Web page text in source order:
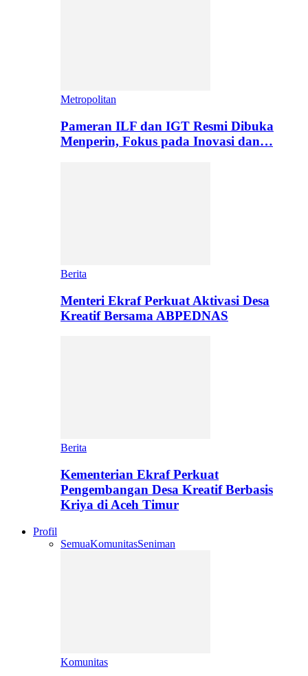
Metropolitan
Pameran ILF dan IGT Resmi Dibuka
Menperin, Fokus pada Inovasi dan…
Berita
Menteri Ekraf Perkuat Aktivasi Desa
Kreatif Bersama ABPEDNAS
Berita
Kementerian Ekraf Perkuat
Pengembangan Desa Kreatif Berbasis
Kriya di Aceh Timur
Profil
SemuaKomunitasSeniman
Komunitas